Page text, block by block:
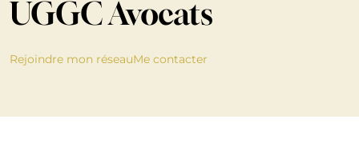
UGGC Avocats
Rejoindre mon réseauMe contacter